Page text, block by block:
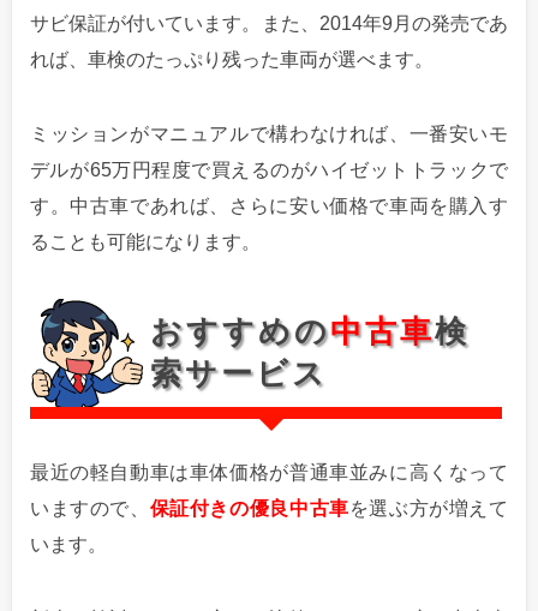
サビ保証が付いています。また、2014年9月の発売であ
れば、車検のたっぷり残った車両が選べます。
ミッションがマニュアルで構わなければ、一番安いモ
デルが65万円程度で買えるのがハイゼットトラックで
す。中古車であれば、さらに安い価格で車両を購入す
ることも可能になります。
おすすめの中古車検
索サービス
最近の軽自動車は車体価格が普通車並みに高くなって
いますので、 保証付きの優良中古車を選ぶ方が増えて
います。